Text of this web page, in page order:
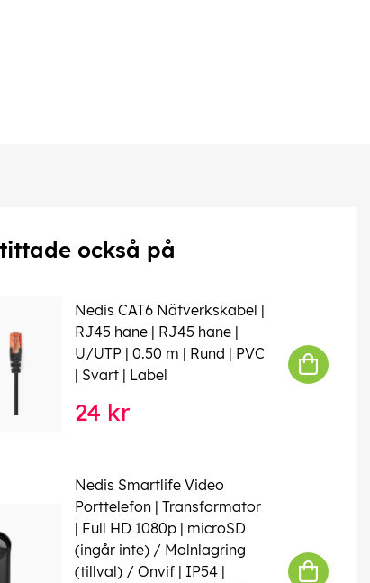
också på
Nedis CAT6 Nätverkskabel |
RJ45 hane | RJ45 hane |
U/UTP | 0.50 m | Rund | PVC
| Svart | Label
24 kr
Nedis Smartlife Video
Porttelefon | Transformator
| Full HD 1080p | microSD
(ingår inte) / Molnlagring
(tillval) / Onvif | IP54 |